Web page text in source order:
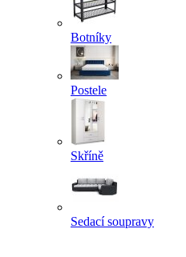
Botníky
Postele
Skříně
Sedací soupravy